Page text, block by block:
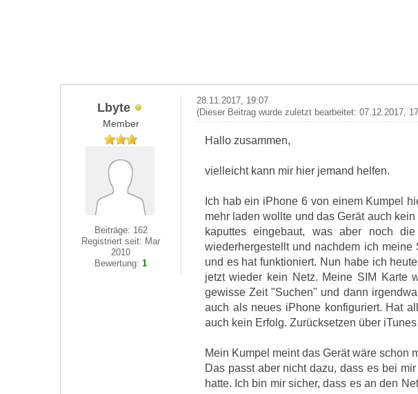
Lbyte
Member
Beiträge: 162
Registriert seit: Mar
2010
Bewertung:1
28.11.2017, 19:07
(Dieser Beitrag wurde zuletzt bearbeitet: 07.12.2017,
Hallo zusammen,
vielleicht kann mir hier jemand helfen.
Ich hab ein iPhone 6 von einem Kumpel
mehr laden wollte und das Gerät auch
kaputtes eingebaut, was aber noch
wiederhergestellt und nachdem ich
und es hat funktioniert. Nun habe ich
jetzt wieder kein Netz. Meine SIM Karte
gewisse Zeit "Suchen" und dann
auch als neues iPhone konfiguriert. Hat
auch kein Erfolg. Zurücksetzen über
Mein Kumpel meint das Gerät wäre schon
Das passt aber nicht dazu, dass es bei
hatte. Ich bin mir sicher, dass es an den